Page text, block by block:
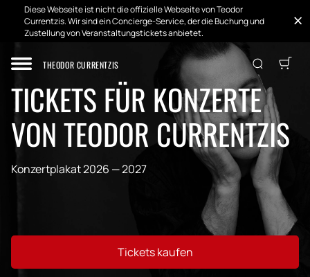
Diese Webseite ist nicht die offizielle Webseite von Teodor
Currentzis. Wir sind ein Concierge-Service, der die Buchung und
Zustellung von Veranstaltungstickets anbietet.
THEODOR CURRENTZIS
TICKETS FÜR KONZERTE
VON TEODOR CURRENTZIS
Konzertplakat 2026 — 2027
Tickets kaufen